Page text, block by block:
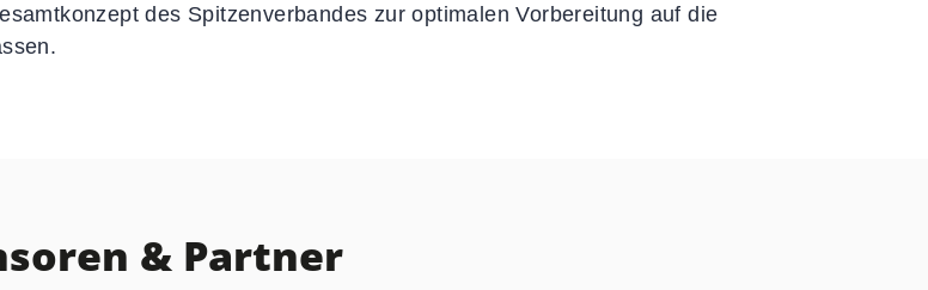
des Spitzenverbandes zur optimalen Vorbereitung auf die
& Partner